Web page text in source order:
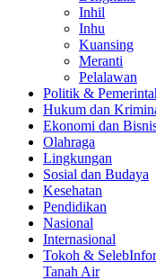
Inhil
Inhu
Kuansing
Meranti
Pelalawan
Politik &
Hukum dan
Ekonomi dan
Olahraga
Lingkungan
Sosial dan Budaya
Kesehatan
Pendidikan
Nasional
Internasional
Tokoh & Seleb
Tanah Air